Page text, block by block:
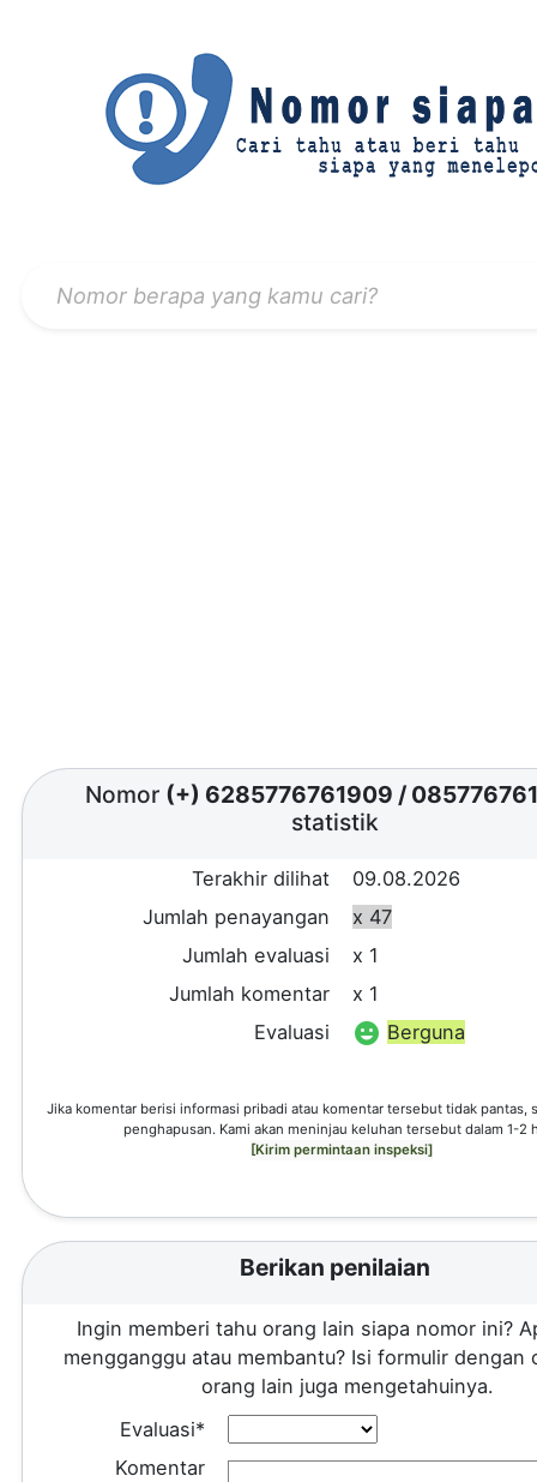
Nomor (+) 6285776761909 /
statistik
Terakhir dilihat
09.08.2026
Jumlah penayangan
x 47
Jumlah evaluasi
x 1
Jumlah komentar
x 1
Evaluasi
Berguna
Jika komentar berisi informasi pribadi atau komentar tersebut tidak pantas,
penghapusan. Kami akan meninjau keluhan tersebut dalam 1-2
[Kirim permintaan inspeksi]
Berikan penilaian
Ingin memberi tahu orang lain siapa nomor ini?
mengganggu atau membantu? Isi formulir dengan
orang lain juga mengetahuinya.
Evaluasi*
Komentar